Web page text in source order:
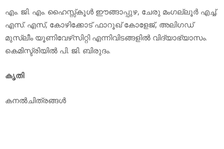
എം. ജി. എം. ഹൈസ്സ്‌കൂള്‍ ഈങ്ങാപ്പുഴ, ചേരു മംഗല്ലൂര്‍ എച്ച്.
എസ്. എസ്, കോഴിക്കോട് ഫാറൂഖ് കോളേജ്, അലിഗഡ്
മുസ്ലീം യൂണിവേഴ്‌സിറ്റി എന്നിവിടങ്ങളില്‍ വിദ്യാഭ്യാസം.
കെമിസ്ട്രിയില്‍ പി. ജി. ബിരുദം.
കൃതി
കനല്‍ചിത്രങ്ങള്‍